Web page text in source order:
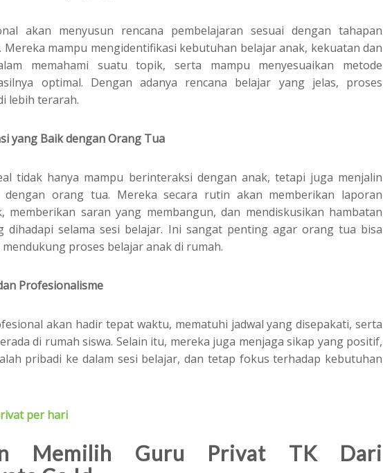
akan menyusun rencana pembelajaran sesuai dengan tahapan
Mereka mampu mengidentifikasi kebutuhan belajar anak, kekuatan dan
memahami suatu topik, serta mampu menyesuaikan metode
optimal. Dengan adanya rencana belajar yang jelas, proses
lebih terarah.
yang Baik dengan Orang Tua
tidak hanya mampu berinteraksi dengan anak, tetapi juga menjalin
dengan orang tua. Mereka secara rutin akan memberikan laporan
memberikan saran yang membangun, dan mendiskusikan hambatan
dihadapi selama sesi belajar. Ini sangat penting agar orang tua bisa
proses belajar anak di rumah.
Profesionalisme
akan hadir tepat waktu, mematuhi jadwal yang disepakati, serta
di rumah siswa. Selain itu, mereka juga menjaga sikap yang positif,
pribadi ke dalam sesi belajar, dan tetap fokus terhadap kebutuhan
per hari
Memilih Guru Privat TK Dari